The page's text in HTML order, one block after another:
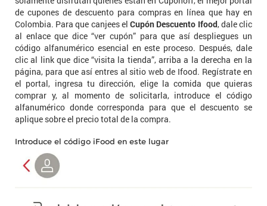
de cupones de descuento para compras en línea que hay en
Colombia. Para que canjees elCupón Descuento Ifood, dale clic
al enlace que dice “ver cupón” para que así despliegues un
código alfanumérico esencial en este proceso. Después, dale
clic al link que dice “visita la tienda”, arriba a la derecha en la
página, para que así entres al sitio web de Ifood. Regístrate en
el portal, ingresa tu dirección, elige la comida que quieras
comprar y, al momento de solicitarla, introduce el código
alfanumérico donde corresponda para que el descuento se
aplique sobre el precio total de la compra.
Introduce el código iFood en este lugar